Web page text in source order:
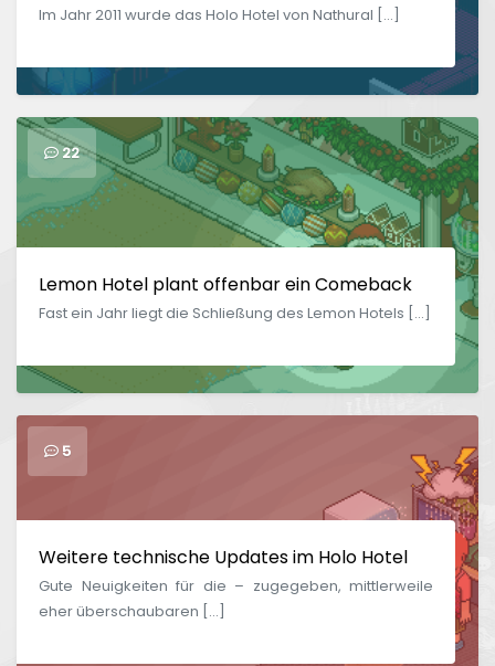
Im Jahr 2011 wurde das Holo Hotel von Nathural […]
22
Lemon Hotel plant offenbar ein Comeback
Fast ein Jahr liegt die Schließung des Lemon Hotels […]
5
Weitere technische Updates im Holo Hotel
Gute Neuigkeiten für die – zugegeben, mittlerweile
eher überschaubaren […]